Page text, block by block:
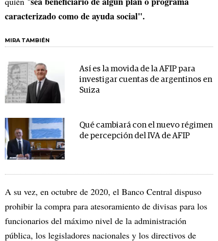
caracterizado como de ayuda social".
MIRA TAMBIÉN
Así es la movida de la AFIP para
investigar cuentas de argentinos en
Suiza
Qué cambiará con el nuevo régimen
de percepción del IVA de AFIP
A su vez, en octubre de 2020, el Banco Central dispuso
prohibir la compra para atesoramiento de divisas para los
funcionarios del máximo nivel de la administración
pública, los legisladores nacionales y los directivos de